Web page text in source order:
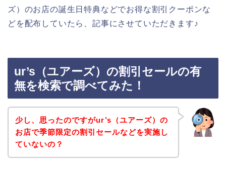
ズ）のお店の誕生日特典などでお得な割引クーポンな
どを配布していたら、記事にさせていただきます♪
ur’s（ユアーズ）の割引セールの有
無を検索で調べてみた！
少し、思ったのですがur’s（ユアーズ）の
お店で季節限定の割引セールなどを実施し
ていないの？